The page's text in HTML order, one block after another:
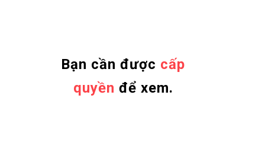
Bạn cần được cấp
quyền để xem.